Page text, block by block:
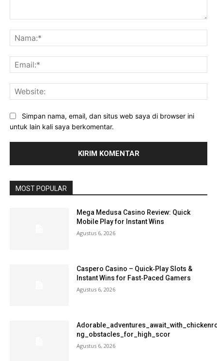
Simpan nama, email, dan situs web saya di browser ini
untuk lain kali saya berkomentar.
MOST POPULAR
Mega Medusa Casino Review: Quick
Mobile Play for Instant Wins
Agustus 6, 2026
Caspero Casino – Quick‑Play Slots &
Instant Wins for Fast‑Paced Gamers
Agustus 6, 2026
ng_obstacles_for_high_scor
Agustus 6, 2026